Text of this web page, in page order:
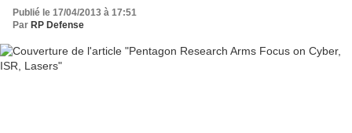
Publié le 17/04/2013 à 17:51
Par RP Defense